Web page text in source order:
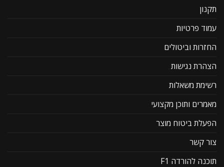
תקנון
עמוד פרטיות
החזרות וביטולים
הצהרת נגישות
רשימת משאלות
מאמרים ותוכן מקצועי
הפעלת ביטוח מוצר
צור קשר
תוכנה להורדה F1